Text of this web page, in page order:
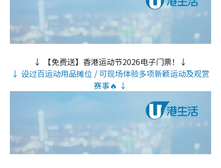
↓ 【免费送】香港运动节2026电子门票！↓
↓ 设过百运动用品摊位 / 可现场体验多项新颖运动及观赏
赛事🔥 ↓